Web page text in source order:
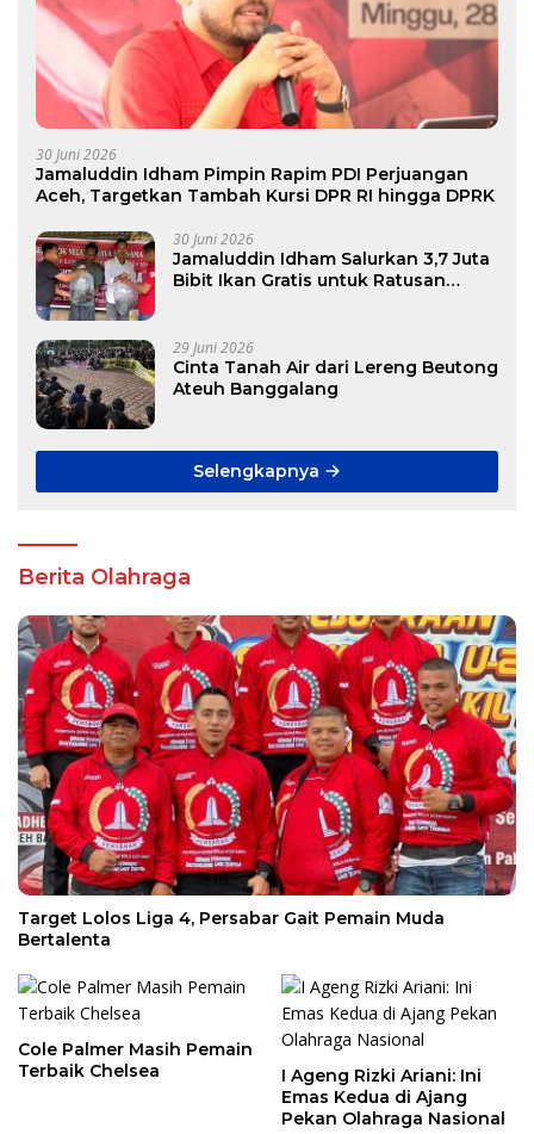
30 Juni 2026
Jamaluddin Idham Pimpin Rapim PDI Perjuangan
Aceh, Targetkan Tambah Kursi DPR RI hingga DPRK
30 Juni 2026
Jamaluddin Idham Salurkan 3,7 Juta
Bibit Ikan Gratis untuk Ratusan
29 Juni 2026
Cinta Tanah Air dari Lereng Beutong
Ateuh Banggalang
Selengkapnya
Berita Olahraga
Target Lolos Liga 4, Persabar Gait Pemain Muda
Bertalenta
Cole Palmer Masih Pemain
Terbaik Chelsea
I Ageng Rizki Ariani: Ini
Emas Kedua di Ajang
Pekan Olahraga Nasional